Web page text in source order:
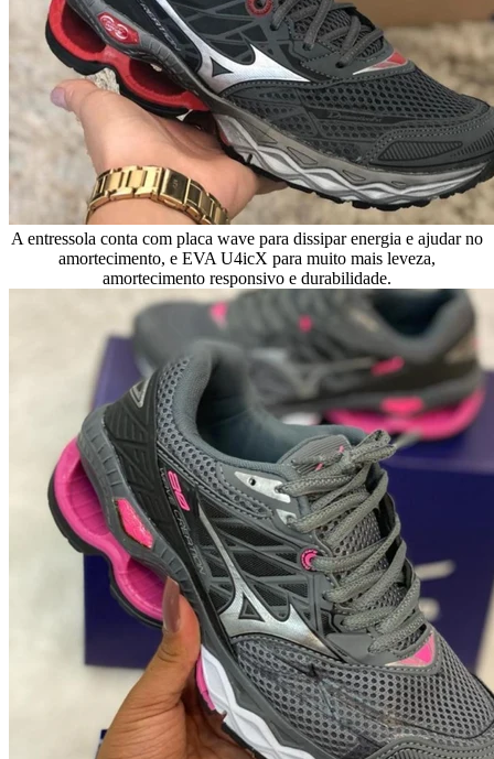
A entressola conta com placa wave para dissipar energia e ajudar no
amortecimento, e EVA U4icX para muito mais leveza,
amortecimento responsivo e durabilidade.